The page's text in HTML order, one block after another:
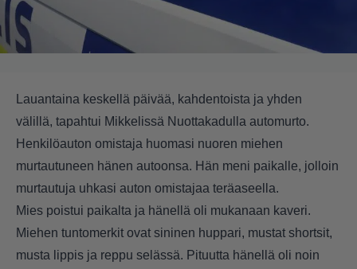
Lauantaina keskellä päivää, kahdentoista ja yhden
välillä, tapahtui Mikkelissä Nuottakadulla automurto.
Henkilöauton omistaja huomasi nuoren miehen
murtautuneen hänen autoonsa. Hän meni paikalle, jolloin
murtautuja uhkasi auton omistajaa teräaseella.
Mies poistui paikalta ja hänellä oli mukanaan kaveri.
Miehen tuntomerkit ovat sininen huppari, mustat shortsit,
musta lippis ja reppu selässä. Pituutta hänellä oli noin